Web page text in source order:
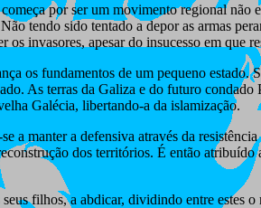
por ser um movimento regional
tendo sido tentado a depor as armas
os invasores, apesar do insucesso em que
os fundamentos de um pequeno
As terras da Galiza e do futuro
Galécia, libertando-a da islamização.
a manter a defensiva através da
dos territórios. É então
filhos, a abdicar, dividindo entre estes o